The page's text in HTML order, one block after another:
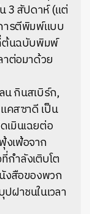
3 สัปดาห์ (แต่
ารตีพิมพ์แบบ
ต้นฉบับพิมพ์
าต่อมาด้วย
น กินสเบิร์ก,
คสซาดี เป็น
มินเฉยต่อ
เฟ้อจาก
กำลังเติบโต
งสือของพวก
ฝาชนในเวลา